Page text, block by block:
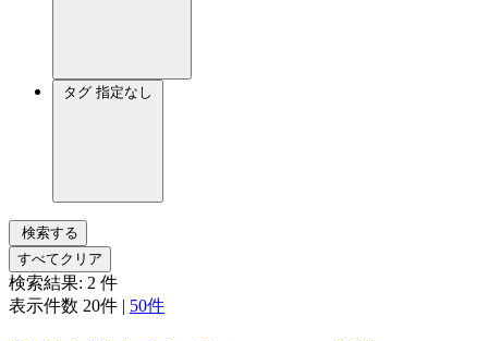
タグ 指定なし
検索する
すべてクリア
検索結果: 2 件
表示件数 20件 | 50件